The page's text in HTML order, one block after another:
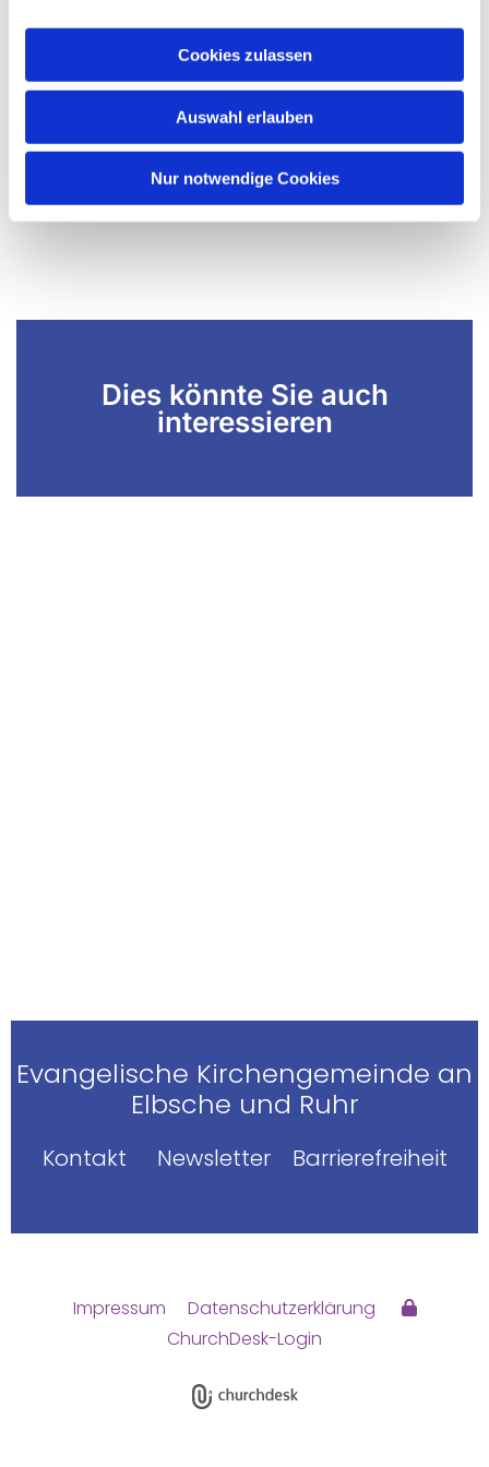
Cookies zulassen
Auswahl erlauben
Nur notwendige Cookies
Dies könnte Sie auch
interessieren
Evangelische Kirchengemeinde an
Elbsche und Ruhr
Kontakt Newsletter Barrierefreiheit
Impressum
Datenschutzerklärung
ChurchDesk-Login